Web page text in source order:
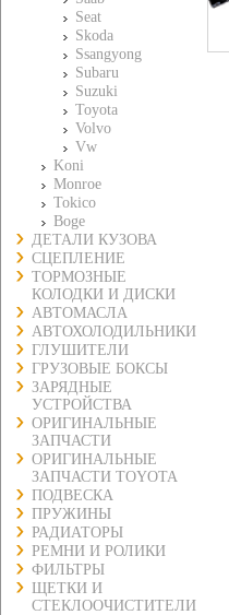
Seat
Skoda
Ssangyong
Subaru
Suzuki
Toyota
Volvo
Vw
Koni
Monroe
Tokico
Boge
ДЕТАЛИ КУЗОВА
СЦЕПЛЕНИЕ
ТОРМОЗНЫЕ
КОЛОДКИ И ДИСКИ
АВТОМАСЛА
АВТОХОЛОДИЛЬНИКИ
ГЛУШИТЕЛИ
ГРУЗОВЫЕ БОКСЫ
ЗАРЯДНЫЕ
УСТРОЙСТВА
ОРИГИНАЛЬНЫЕ
ЗАПЧАСТИ
ОРИГИНАЛЬНЫЕ
ЗАПЧАСТИ TOYOTA
ПОДВЕСКА
ПРУЖИНЫ
РАДИАТОРЫ
РЕМНИ И РОЛИКИ
ФИЛЬТРЫ
ЩЕТКИ И
СТЕКЛООЧИСТИТЕЛИ